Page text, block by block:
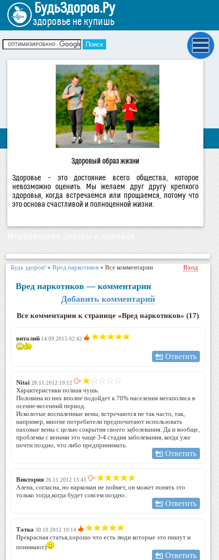
БудьЗдоров.Ру
здоровье не купишь
Здоровый образ жизни
Здоровье – это достояние всего общества, которое
невозможно оценить. Мы желаем друг другу крепкого
здоровья, когда встречаемся или прощаемся, потому что
это основа счастливой и полноценной жизни.
Медицинские центры и клиники
Будь здоров! » Вред наркотиков » Все комментарии Вход
Вред наркотиков — комментарии
Добавить комментарий
Все комментарии к странице «Вред наркотиков» (17)
виталий 14.09.2015 02:42
Ответить
Nitai 28.11.2012 19:12
Характеристики полная чушь.
Половина из них вполне подойдет к 70% населения мегаполиса в
осенне-весенний период.
Исколотые воспаленные вены, встречаются не так часто, так,
например, многие потребители предпочитают использовать
паховые вены с целью сокрытия своего заболевания. Да и вообще,
проблемы с венами это чаще 3-4 стадия заболевания, когда уже
почти поздно, что либо предпринимать.
Ответить
Виктория 26.11.2012 15:41
Алена, согласна, но наркоман не поймет, он может понять это
только тогда,когда будет совсем поздно..
Ответить
Татка 30.10.2012 19:14
Прекрасная статья,хорошо что есть люди которые это пишут и
понимают)
Ответить